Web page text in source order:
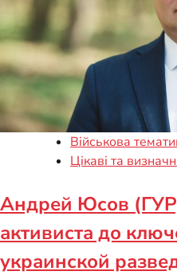
Військова
Цікаві та
Андрей Юсов
активиста до
украинской